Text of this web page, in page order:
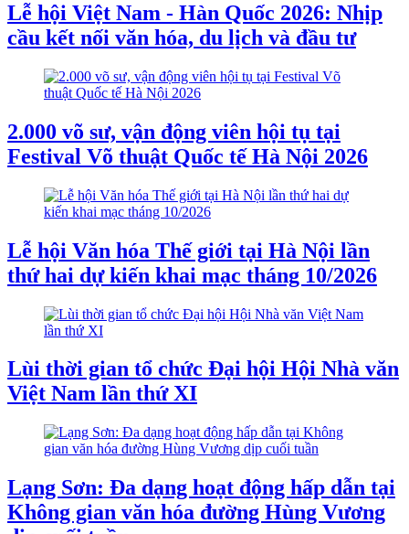
Lễ hội Việt Nam - Hàn Quốc 2026: Nhịp
cầu kết nối văn hóa, du lịch và đầu tư
2.000 võ sư, vận động viên hội tụ tại
Festival Võ thuật Quốc tế Hà Nội 2026
Lễ hội Văn hóa Thế giới tại Hà Nội lần
thứ hai dự kiến khai mạc tháng 10/2026
Lùi thời gian tổ chức Đại hội Hội Nhà văn
Việt Nam lần thứ XI
Lạng Sơn: Đa dạng hoạt động hấp dẫn tại
Không gian văn hóa đường Hùng Vương